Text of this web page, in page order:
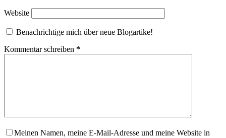
Website
Benachrichtige mich über neue Blogartike!
Kommentar schreiben *
Meinen Namen, meine E-Mail-Adresse und meine Website in